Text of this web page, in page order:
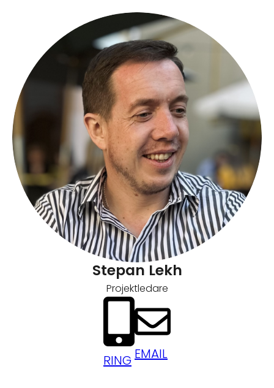
Stepan Lekh
Projektledare
RING EMAIL